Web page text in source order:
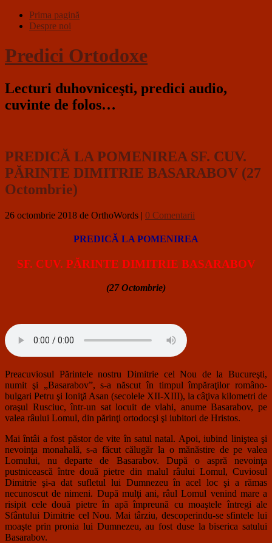
Prima pagină
Despre noi
Predici Ortodoxe
Lecturi duhovniceşti, predici audio,
cuvinte de folos…
PREDICĂ LA POMENIREA SF. CUV.
PĂRINTE DIMITRIE BASARABOV (27
Octombrie)
26 octombrie 2018 de OrthoWords | 0 Comentarii
PREDICĂ LA POMENIREA
SF. CUV. PĂRINTE DIMITRIE BASARABOV
(27 Octombrie)
Preacuviosul Părintele nostru Dimitrie cel Nou de la Bucureşti,
numit şi „Basarabov”, s-a născut în timpul împăraţilor româno-
bulgari Petru şi Ioniţă Asan (secolele XII-XIII), la câţiva kilometri de
oraşul Rusciuc, într-un sat locuit de vlahi, anume Basarabov, pe
valea râului Lomul, din părinţi ortodocşi şi iubitori de Hristos.
Mai întâi a fost păstor de vite în satul natal. Apoi, iubind liniştea şi
nevoinţa monahală, s-a făcut călugăr la o mănăstire de pe valea
Lomului, nu departe de Basarabov. După o aspră nevoinţa
pustnicească între două pietre din malul râului Lomul, Cuviosul
Dimitrie şi-a dat sufletul lui Dumnezeu în acel loc şi a rămas
necunoscut de nimeni. După mulţi ani, râul Lomul venind mare a
risipit cele două pietre în apă împreună cu moaştele întregi ale
Sfântului Dimitrie cel Nou. Mai târziu, descoperindu-se sfintele lui
moaşte prin pronia lui Dumnezeu, au fost duse la biserica satului
Basarabov.